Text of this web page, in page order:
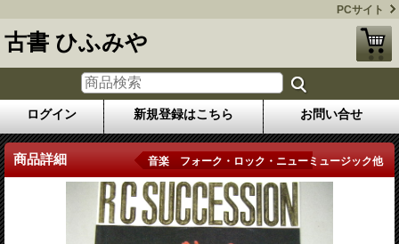
PCサイト
古書 ひふみや
ログイン 新規登録はこちら お問い合せ
商品詳細 音楽 フォーク・ロック・ニューミュージック他